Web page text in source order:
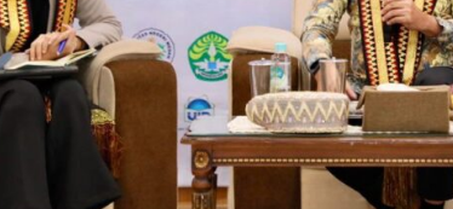
admin
Kecelakaan Kriminal
Warga diduga di tabrak mobil sampah,